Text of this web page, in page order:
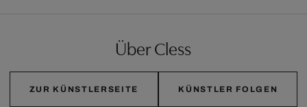
Über Cless
ZUR KÜNSTLERSEITE KÜNSTLER FOLGEN